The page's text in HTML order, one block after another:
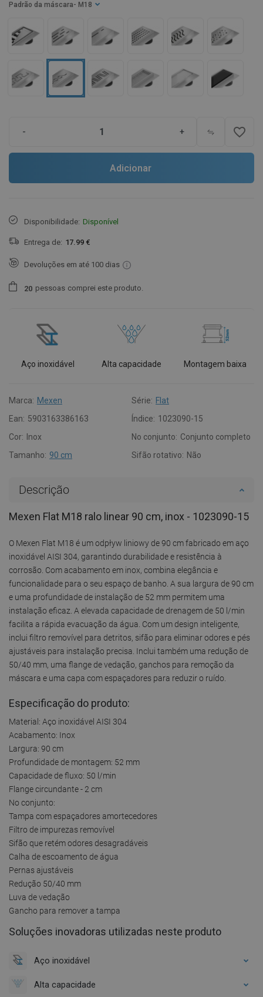
Padrão da máscara - M18
- + favorite_border
Adicionar
Disponibilidade: Disponível
Entrega de: 17.99 €
Devoluções em até 100 dias
20 pessoas comprei este produto.
Aço inoxidável Alta capacidade Montagem baixa
Marca: Mexen Série: Flat
Ean: 5903163386163 Índice: 1023090-15
Cor:
Inox No conjunto: Conjunto completo
Tamanho: 90 cm Sifão rotativo: Não
Descrição
Mexen Flat M18 ralo linear 90 cm, inox - 1023090-15
O Mexen Flat M18 é um odpływ liniowy de 90 cm fabricado em aço
inoxidável AISI 304, garantindo durabilidade e resistência à
corrosão. Com acabamento em inox, combina elegância e
funcionalidade para o seu espaço de banho. A sua largura de 90 cm
e uma profundidade de instalação de 52 mm permitem uma
instalação eficaz. A elevada capacidade de drenagem de 50 l/min
facilita a rápida evacuação da água. Com um design inteligente,
inclui filtro removível para detritos, sifão para eliminar odores e pés
ajustáveis para instalação precisa. Inclui também uma redução de
50/40 mm, uma flange de vedação, ganchos para remoção da
máscara e uma capa com espaçadores para reduzir o ruído.
Especificação do produto:
Material: Aço inoxidável AISI 304
Acabamento: Inox
Largura: 90 cm
Profundidade de montagem: 52 mm
Capacidade de fluxo: 50 l/min
Flange circundante - 2 cm
No conjunto:
Tampa com espaçadores amortecedores
Filtro de impurezas removível
Sifão que retém odores desagradáveis
Calha de escoamento de água
Pernas ajustáveis
Redução 50/40 mm
Luva de vedação
Gancho para remover a tampa
Soluções inovadoras utilizadas neste produto
Aço inoxidável
Alta capacidade